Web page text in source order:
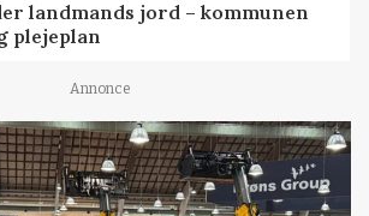
landmands jord – kommunen
plejeplan
Annonce